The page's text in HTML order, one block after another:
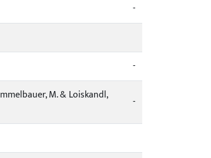
-
-
M. & Loiskandl,
-